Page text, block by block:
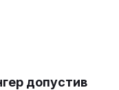
допустив